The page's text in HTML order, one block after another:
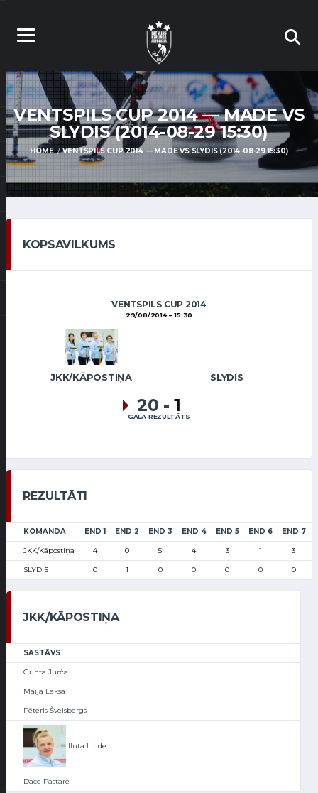
VENTSPILS CUP 2014 — MADE VS
SLYDIS (2014-08-29 15:30)
HOME VENTSPILS CUP 2014 — MADE VS SLYDIS (2014-08-29 15:30)
KOPSAVILKUMS
VENTSPILS CUP 2014
29/08/2014 15:30
JKK/KĀPOSTIŅA SLYDIS
20 - 1
GALA REZULTĀTS
REZULTĀTI
KOMANDA END 1 END 2 END 3 END 4 END 5 END 6 END 7
JKK/Kāpostiņa 4 0 5 4 3 1 3
SLYDIS 0 1 0 0 0 0 0
JKK/KĀPOSTIŅA
SASTĀVS
Gunta Jurča
Maija Ļaksa
Pēteris Šveisbergs
Iluta Linde
Dace Pastare